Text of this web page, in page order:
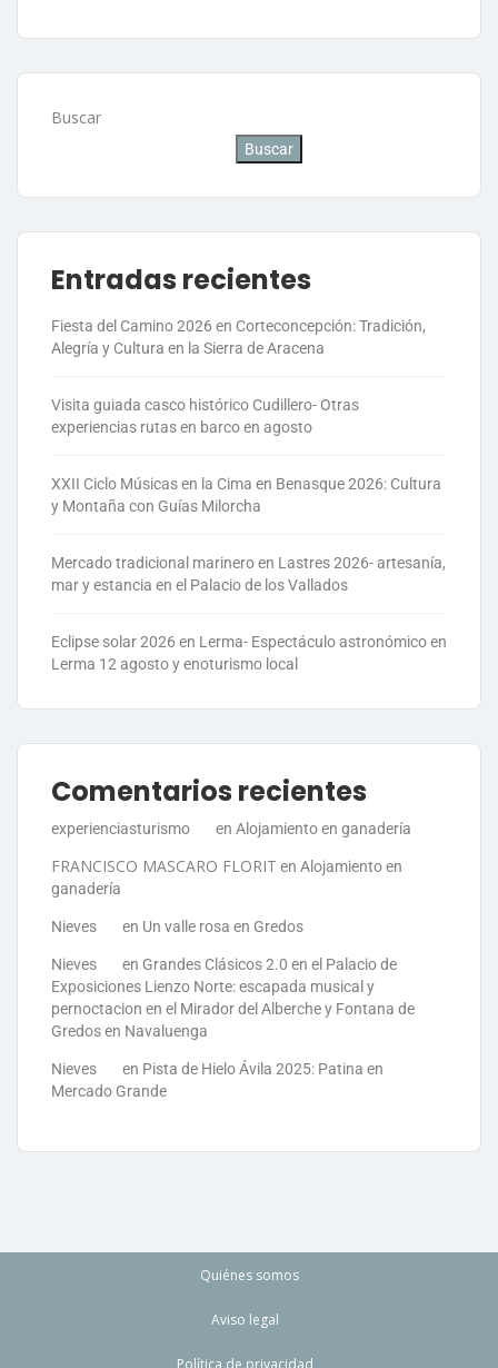
Buscar
Buscar
Entradas recientes
Fiesta del Camino 2026 en Corteconcepción: Tradición,
Alegría y Cultura en la Sierra de Aracena
Visita guiada casco histórico Cudillero- Otras
experiencias rutas en barco en agosto
XXII Ciclo Músicas en la Cima en Benasque 2026: Cultura
y Montaña con Guías Milorcha
Mercado tradicional marinero en Lastres 2026- artesanía,
mar y estancia en el Palacio de los Vallados
Eclipse solar 2026 en Lerma- Espectáculo astronómico en
Lerma 12 agosto y enoturismo local
Comentarios recientes
experienciasturismo en Alojamiento en ganadería
FRANCISCO MASCARO FLORIT en Alojamiento en
ganadería
Nieves en Un valle rosa en Gredos
Nieves en Grandes Clásicos 2.0 en el Palacio de
Exposiciones Lienzo Norte: escapada musical y
pernoctacion en el Mirador del Alberche y Fontana de
Gredos en Navaluenga
Nieves en Pista de Hielo Ávila 2025: Patina en
Mercado Grande
Quiénes somos
Aviso legal
Política de privacidad